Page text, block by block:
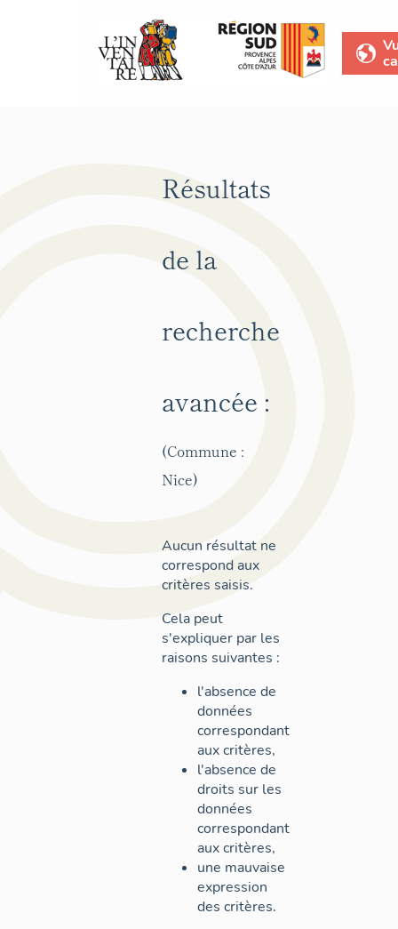
Résultats
de la
recherche
avancée :
(Commune :
Nice)
Aucun résultat ne
correspond aux
critères saisis.
Cela peut
s'expliquer par les
raisons suivantes :
l'absence de
données
correspondant
aux critères,
l'absence de
droits sur les
données
correspondant
aux critères,
une mauvaise
expression
des critères.